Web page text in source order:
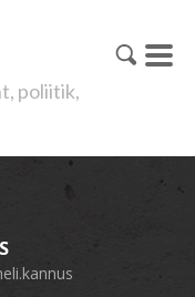
poliitik,